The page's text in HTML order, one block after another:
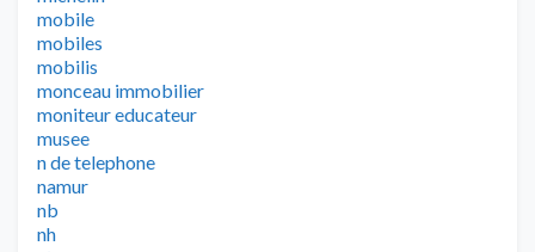
mobile
mobiles
mobilis
monceau immobilier
moniteur educateur
musee
n de telephone
namur
nb
nh